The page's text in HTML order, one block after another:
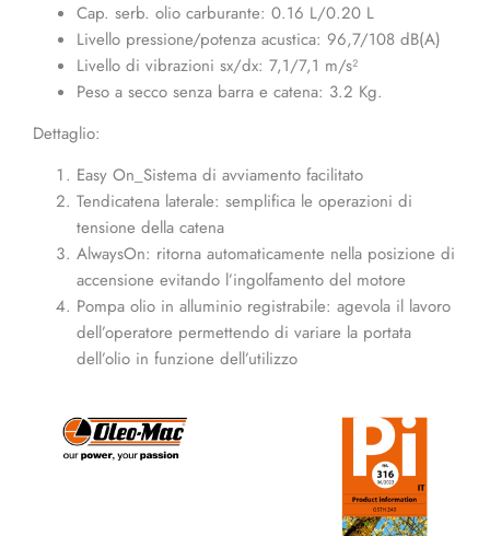
Cap. serb. olio carburante: 0.16 L/0.20 L
Livello pressione/potenza acustica: 96,7/108 dB(A)
Livello di vibrazioni sx/dx: 7,1/7,1 m/s²
Peso a secco senza barra e catena: 3.2 Kg.
Dettaglio:
Easy On_Sistema di avviamento facilitato
Tendicatena laterale: semplifica le operazioni di
tensione della catena
AlwaysOn: ritorna automaticamente nella posizione di
accensione evitando l’ingolfamento del motore
Pompa olio in alluminio registrabile: agevola il lavoro
dell’operatore permettendo di variare la portata
dell’olio in funzione dell’utilizzo